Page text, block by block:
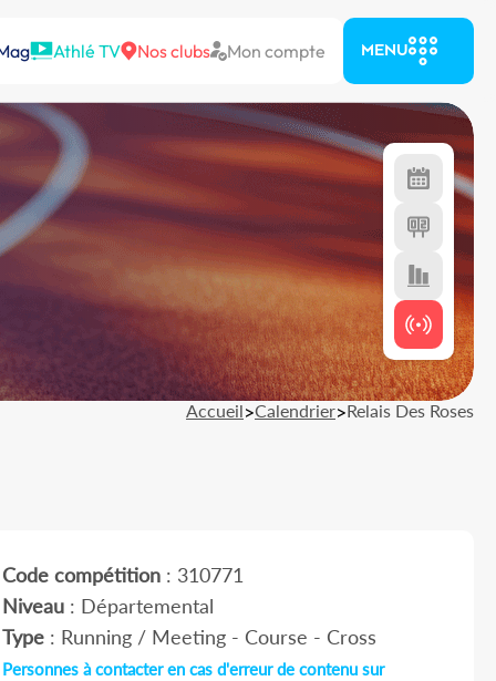
Athlé TV Nos clubs Mon compte MENU
Accueil>Calendrier>Relais Des Roses
Code compétition: 310771
Niveau: Départemental
Type: Running / Meeting - Course - Cross
Personnes à contacter en cas d'erreur de contenu sur